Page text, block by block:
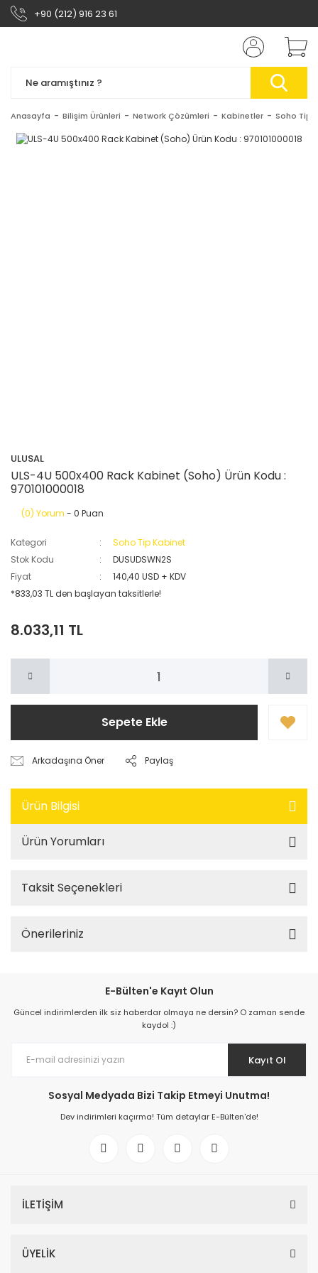
+90 (212) 916 23 61
Anasayfa Bilişim Ürünleri Network Çözümleri Kabinetler Soho Tip
ULUSAL
ULS-4U 500x400 Rack Kabinet (Soho) Ürün Kodu :
970101000018
(0) Yorum - 0 Puan
Kategori
Soho Tip Kabinet
Stok Kodu
DUSUDSWN2S
Fiyat
140,40 USD + KDV
*833,03 TL den başlayan taksitlerle!
8.033,11 TL
Sepete Ekle
Arkadaşına Öner Paylaş
Ürün Bilgisi
Ürün Yorumları
Taksit Seçenekleri
Önerileriniz
E-Bülten'e Kayıt Olun
Güncel indirimlerden ilk siz haberdar olmaya ne dersin? O zaman sende
kaydol :)
Kayıt Ol
Sosyal Medyada Bizi Takip Etmeyi Unutma!
Dev indirimleri kaçırma! Tüm detaylar E-Bülten'de!
İLETİŞİM
ÜYELİK